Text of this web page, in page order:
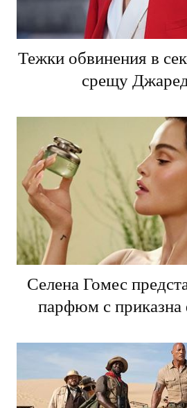
Тежки обвинения в
срещу
Селена Гомес
парфюм с приказна